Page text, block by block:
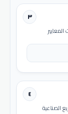
٣
٤
الصناعية